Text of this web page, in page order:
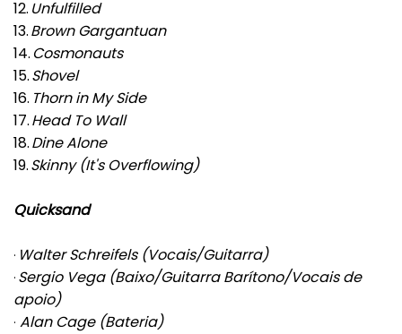
12. Unfulfilled
13.Brown Gargantuan
14. Cosmonauts
15.Shovel
16. Thorn in My Side
17.Head To Wall
18.Dine Alone
19.Skinny (It's Overflowing)
Quicksand
· Walter Schreifels (Vocais/Guitarra)
· Sergio Vega (Baixo/Guitarra Barítono/Vocais de
apoio)
· Alan Cage (Bateria)